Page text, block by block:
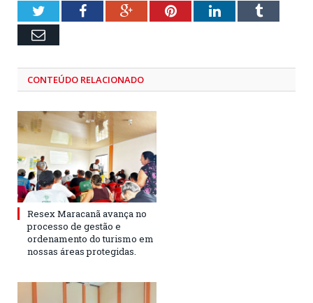
TwitterFacebookGoogle+PinterestLinkedInTumblr
Email
CONTEÚDO RELACIONADO
Resex Maracanã avança no
processo de gestão e
ordenamento do turismo em
nossas áreas protegidas.